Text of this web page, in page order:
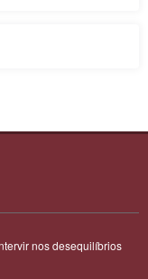
nos desequilíbrios